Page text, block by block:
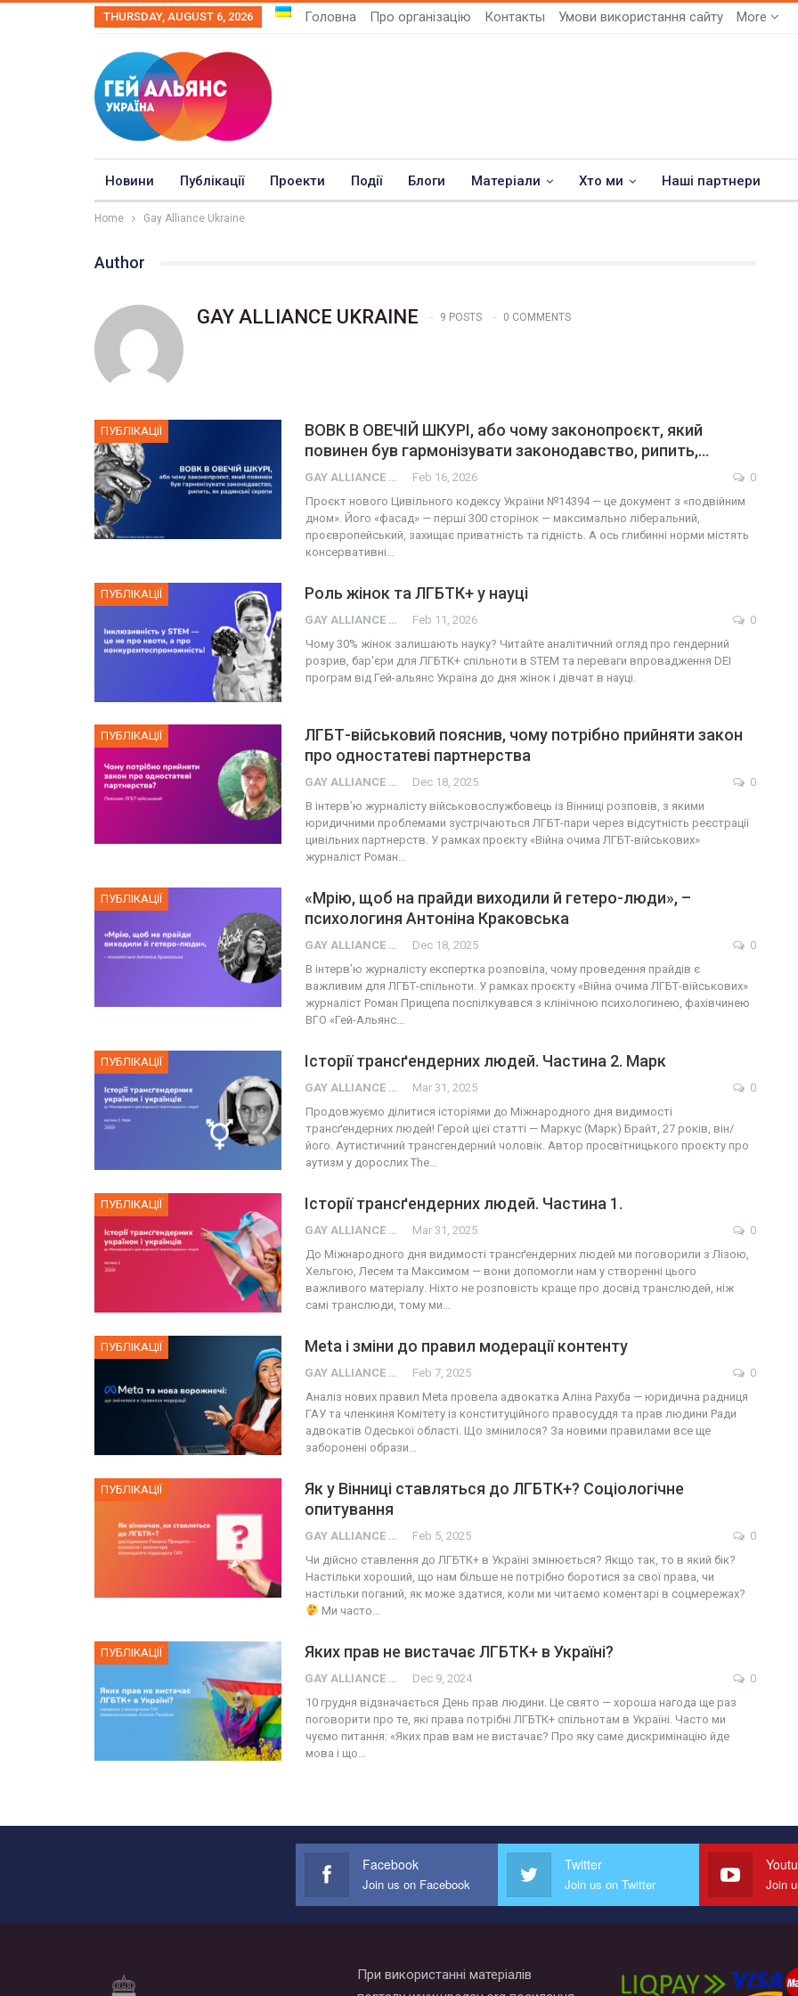
THURSDAY, AUGUST 6, 2026 Головна Про організацію Контакты Умови використання сайту More
Новини Публікації Проекти Події Блоги Матеріали Хто ми Наші партнери
Home Gay Alliance Ukraine
Author
GAY ALLIANCE UKRAINE 9 POSTS 0 COMMENTS
ПУБЛІКАЦІЇ
ВОВК В ОВЕЧІЙ ШКУРІ, або чому законопроєкт, який
повинен був гармонізувати законодавство, рипить,…
GAY ALLIANCE UKRAINE Feb 16, 2026
0
Проєкт нового Цивільного кодексу України №14394 — це документ з «подвійним
дном». Його «фасад» — перші 300 сторінок — максимально ліберальний,
проєвропейський, захищає приватність та гідність. А ось глибинні норми містять
консервативні…
ПУБЛІКАЦІЇ Роль жінок та ЛГБТК+ у науці
GAY ALLIANCE UKRAINE Feb 11, 2026
0
Чому 30% жінок залишають науку? Читайте аналітичний огляд про гендерний
розрив, бар'єри для ЛГБТК+ спільноти в STEM та переваги впровадження DEI
програм від Гей-альянс Україна до дня жінок і дівчат в науці.
ПУБЛІКАЦІЇ
ЛГБТ-військовий пояснив, чому потрібно прийняти закон
про одностатеві партнерства
GAY ALLIANCE UKRAINE Dec 18, 2025
0
В інтерв’ю журналісту військовослужбовець із Вінниці розповів, з якими
юридичними проблемами зустрічаються ЛГБТ-пари через відсутність реєстрації
цивільних партнерств. У рамках проєкту «Війна очима ЛГБТ-військових»
журналіст Роман…
ПУБЛІКАЦІЇ
«Мрію, щоб на прайди виходили й гетеро-люди», –
психологиня Антоніна Краковська
GAY ALLIANCE UKRAINE Dec 18, 2025
0
В інтерв’ю журналісту експертка розповіла, чому проведення прайдів є
важливим для ЛГБТ-спільноти. У рамках проєкту «Війна очима ЛГБТ-військових»
журналіст Роман Прищепа поспілкувався з клінічною психологинею, фахівчинею
ВГО «Гей-Альянс…
ПУБЛІКАЦІЇ Історії трансґендерних людей. Частина 2. Марк
GAY ALLIANCE UKRAINE Mar 31, 2025
0
Продовжуємо ділитися історіями до Міжнародного дня видимості
трансґендерних людей! Герой цієї статті — Маркус (Марк) Брайт, 27 років, він/
його. Аутистичний трансгендерний чоловік. Автор просвітницького проєкту про
аутизм у дорослих The…
ПУБЛІКАЦІЇ Історії трансґендерних людей. Частина 1.
GAY ALLIANCE UKRAINE Mar 31, 2025
0
До Міжнародного дня видимості трансґендерних людей ми поговорили з Лізою,
Хельгою, Лесем та Максимом — вони допомогли нам у створенні цього
важливого матеріалу. Ніхто не розповість краще про досвід транслюдей, ніж
самі транслюди, тому ми…
ПУБЛІКАЦІЇ Meta і зміни до правил модерації контенту
GAY ALLIANCE UKRAINE Feb 7, 2025
0
Аналіз нових правил Meta провела адвокатка Аліна Рахуба — юридична радниця
ГАУ та членкиня Комітету із конституційного правосуддя та прав людини Ради
адвокатів Одеської області. Що змінилося? За новими правилами все ще
заборонені образи…
ПУБЛІКАЦІЇ
Як у Вінниці ставляться до ЛГБТК+? Соціологічне
опитування
GAY ALLIANCE UKRAINE Feb 5, 2025
0
Чи дійсно ставлення до ЛГБТК+ в Україні змінюється? Якщо так, то в який бік?
Настільки хороший, що нам більше не потрібно боротися за свої права, чи
настільки поганий, як може здатися, коли ми читаємо коментарі в соцмережах?
Ми часто…
ПУБЛІКАЦІЇ Яких прав не вистачає ЛГБТК+ в Україні?
GAY ALLIANCE UKRAINE Dec 9, 2024
0
10 грудня відзначається День прав людини. Це свято — хороша нагода ще раз
поговорити про те, які права потрібні ЛГБТК+ спільнотам в Україні. Часто ми
чуємо питання: «Яких прав вам не вистачає? Про яку саме дискримінацію йде
мова і що…
Facebook
Join us on Facebook
Twitter
Join us on Twitter Join
При використанні матеріалів